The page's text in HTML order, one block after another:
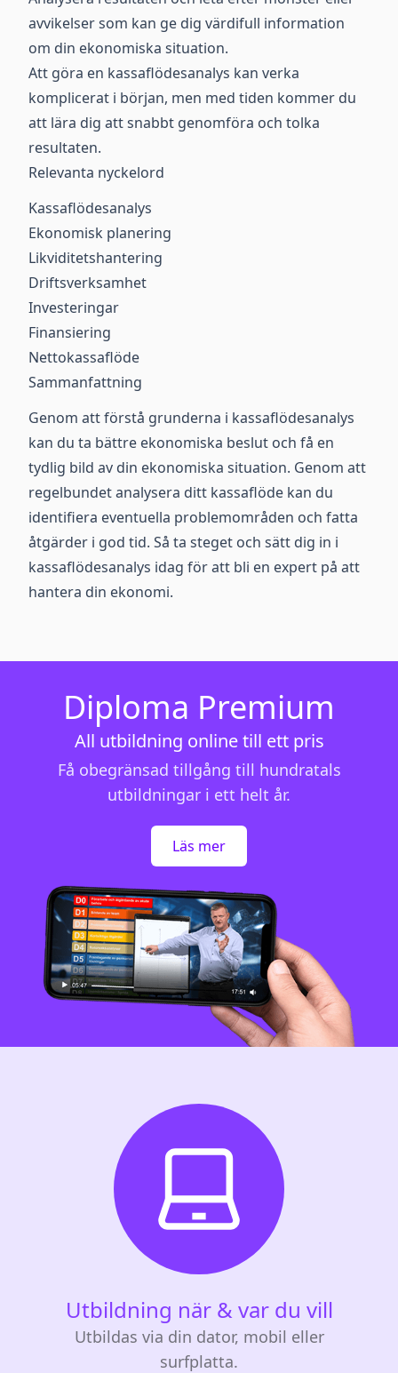
avvikelser som kan ge dig värdifull information
om din ekonomiska situation.
Att göra en kassaflödesanalys kan verka
komplicerat i början, men med tiden kommer du
att lära dig att snabbt genomföra och tolka
resultaten.
Relevanta nyckelord
Kassaflödesanalys
Ekonomisk planering
Likviditetshantering
Driftsverksamhet
Investeringar
Finansiering
Nettokassaflöde
Sammanfattning
Genom att förstå grunderna i kassaflödesanalys
kan du ta bättre ekonomiska beslut och få en
tydlig bild av din ekonomiska situation. Genom att
regelbundet analysera ditt kassaflöde kan du
identifiera eventuella problemområden och fatta
åtgärder i god tid. Så ta steget och sätt dig in i
kassaflödesanalys idag för att bli en expert på att
hantera din ekonomi.
Diploma Premium
All utbildning online till ett pris
Få obegränsad tillgång till hundratals
utbildningar i ett helt år.
Läs mer
Utbildning när & var du vill
Utbildas via din dator, mobil eller
surfplatta.